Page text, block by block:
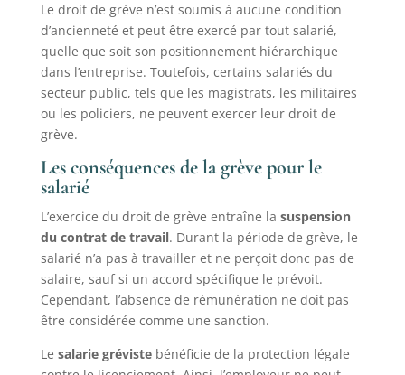
Le droit de grève n’est soumis à aucune condition
d’ancienneté et peut être exercé par tout salarié,
quelle que soit son positionnement hiérarchique
dans l’entreprise. Toutefois, certains salariés du
secteur public, tels que les magistrats, les militaires
ou les policiers, ne peuvent exercer leur droit de
grève.
Les conséquences de la grève pour le
salarié
L’exercice du droit de grève entraîne la suspension
du contrat de travail. Durant la période de grève, le
salarié n’a pas à travailler et ne perçoit donc pas de
salaire, sauf si un accord spécifique le prévoit.
Cependant, l’absence de rémunération ne doit pas
être considérée comme une sanction.
Le salarie grévistebénéficie de la protection légale